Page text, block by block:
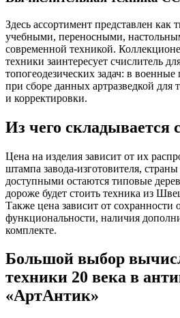
Здесь ассортимент представлен как
учебными, переносными,
современной техникой.
техники заинтересует счислитель
топогеодезических задач: в
при сборе данных артразведкой для
и корректировки.
Из чего складывается
Цена на изделия зависит от их
штампа завода-изготовителя,
доступными остаются типовые
дороже будет стоить техника из
Также цена зависит от сохранности
функциональности, наличия
комплекте.
Большой выбор
техники 20 века в
«АртАнтик»